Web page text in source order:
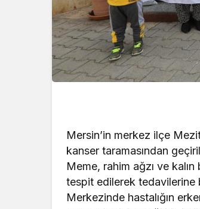
Mersin’in merkez ilçe
kanser taramasından
Meme, rahim ağzı ve kalın
tespit edilerek tedavilerine
Merkezinde hastalığın